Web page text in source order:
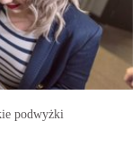
podwyżki